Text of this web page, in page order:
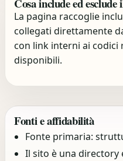
Cosa include ed
La pagina raccoglie
collegati direttamente
con link interni ai codici
disponibili.
Fonti e affidabilità
Fonte primaria:
Il sito è una